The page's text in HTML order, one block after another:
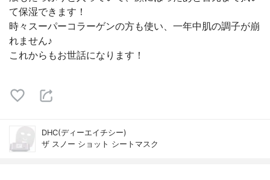
て保湿できます！
時々スーパーコラーゲンの方も使い、一年中肌の調子が崩
れません♪
これからもお世話になります！
DHC(ディーエイチシー)
ザ スノー ショット シートマスク